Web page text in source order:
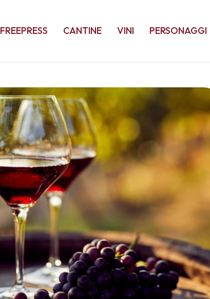
FREEPRESS CANTINE VINI PERSONAGGI